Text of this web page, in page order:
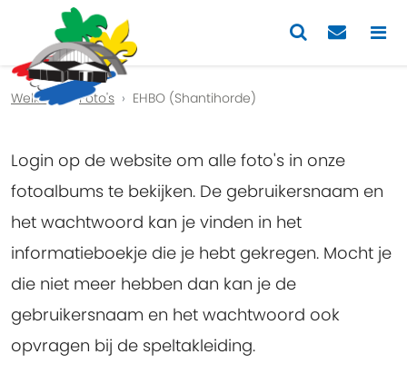
Previous
Welkom Foto's EHBO (Shantihorde)
Login op de website om alle foto's in onze
fotoalbums te bekijken. De gebruikersnaam en
het wachtwoord kan je vinden in het
informatieboekje die je hebt gekregen. Mocht je
die niet meer hebben dan kan je de
gebruikersnaam en het wachtwoord ook
opvragen bij de speltakleiding.